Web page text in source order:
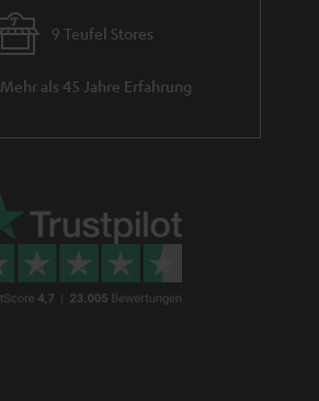
9 Teufel Stores
Mehr als 45 Jahre Erfahrung